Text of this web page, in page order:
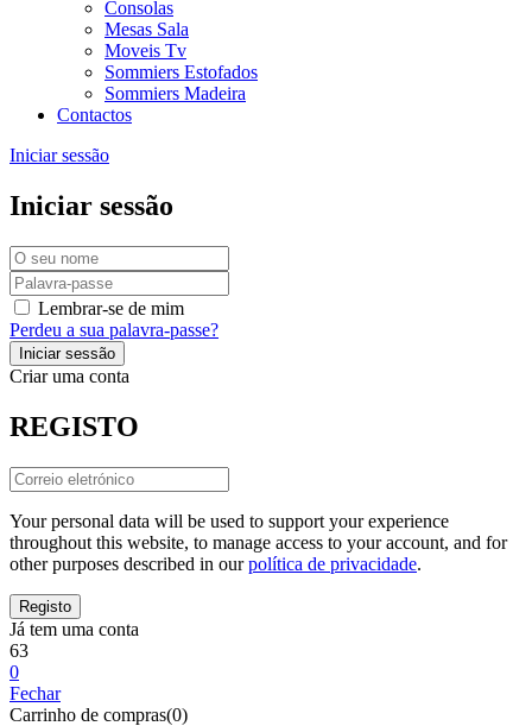
Consolas
Mesas Sala
Moveis Tv
Sommiers Estofados
Sommiers Madeira
Contactos
Iniciar sessão
Iniciar sessão
Lembrar-se de mim
Perdeu a sua palavra-passe?
Criar uma conta
REGISTO
Your personal data will be used to support your experience
throughout this website, to manage access to your account, and for
other purposes described in ourpolítica de privacidade.
Já tem uma conta
63
0
Fechar
Carrinho de compras(0)